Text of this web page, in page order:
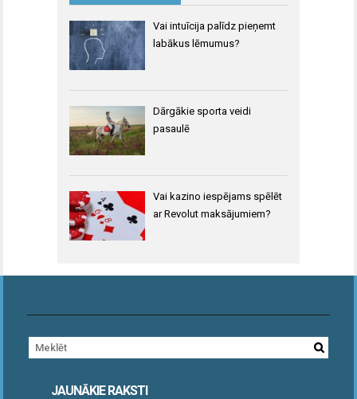
Vai intuīcija palīdz pieņemt
labākus lēmumus?
Dārgākie sporta veidi
pasaulē
Vai kazino iespējams spēlēt
ar Revolut maksājumiem?
JAUNĀKIE RAKSTI